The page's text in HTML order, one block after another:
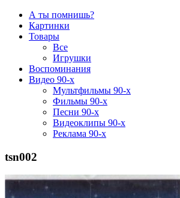
А ты помнишь?
Картинки
Товары
Все
Игрушки
Воспоминания
Видео 90-х
Мультфильмы 90-х
Фильмы 90-х
Песни 90-х
Видеоклипы 90-х
Реклама 90-х
tsn002